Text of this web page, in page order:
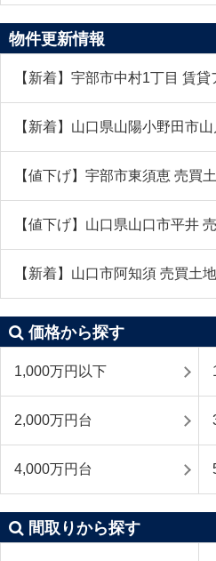
物件更新情報
【新着】宇部市中村1丁目 賃貸
【新着】山口県山陽小野田市
【値下げ】宇部市東須恵 売買
【値下げ】山口県山口市平井
【新着】山口市阿知須 売買土地
価格から探す
1,000万円以下
2,000万円台
4,000万円台
間取りから探す